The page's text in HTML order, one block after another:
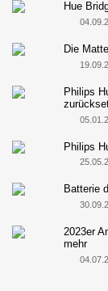
Hue
Die
Philips
Philips
Batterie
2023er
mehr